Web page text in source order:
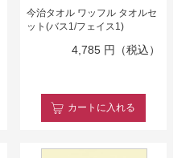
今治タオル ワッフル タオルセ
ット(バス1/フェイス1)
4,785 円（税込）
カート に入れる